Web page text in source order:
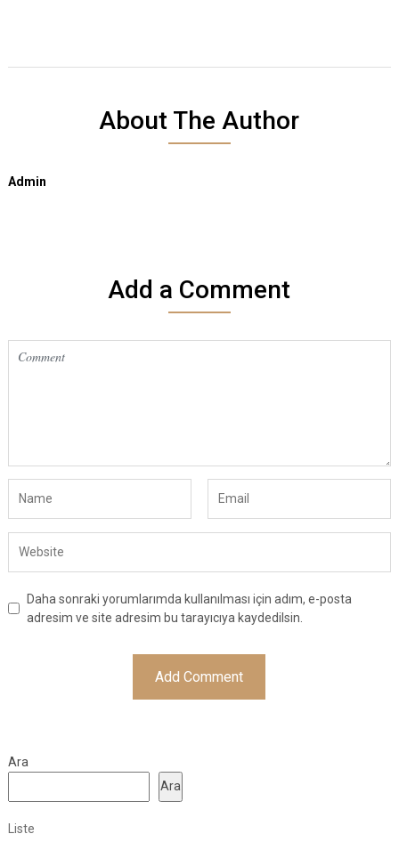
About The Author
Admin
Add a Comment
Daha sonraki yorumlarımda kullanılması için adım, e-posta
adresim ve site adresim bu tarayıcıya kaydedilsin.
Ara
Ara
Liste